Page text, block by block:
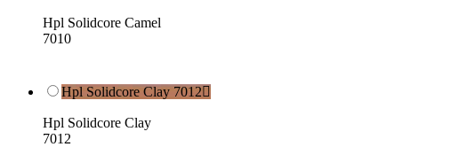
Hpl Solidcore Camel
7010
Hpl Solidcore Clay 7012
Hpl Solidcore Clay
7012